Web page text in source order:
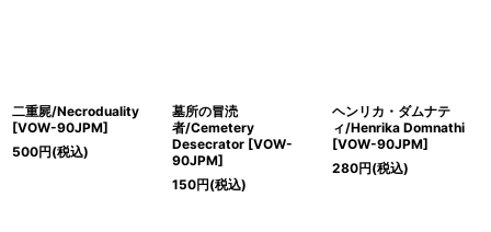
二重屍/Necroduality
[VOW-90JPM]
500円(税込)
墓所の冒涜
者/Cemetery
Desecrator [VOW-
90JPM]
150円(税込)
ヘンリカ・ダムナテ
ィ/Henrika Domnathi
[VOW-90JPM]
280円(税込)